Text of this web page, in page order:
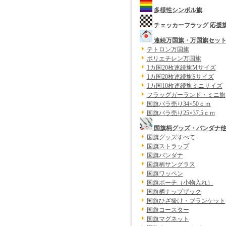
多様性シンボル旗
チェッカーフラッグ 応援
連続万国旗・万国旗セット
テトロン万国旗
ポリエチレン万国旗
1カ国20枚連続旗Mサイズ
1カ国20枚連続旗Sサイズ
1カ国10枚連続旗ミニサイズ
フラッグガーランド・ミニ旗
国旗バラ売り34×50ｃｍ
国旗バラ売り25×37.5ｃｍ
国旗柄グッズ・バンダナ他
国旗グッズすべて
国旗ストラップ
国旗バンダナ
国旗柄サングラス
国旗ワッペン
国旗ポーチ（小物入れ）
国旗柄ナップザック
国旗ひざ掛け・ブランケット
国旗コースター
国旗マグネット